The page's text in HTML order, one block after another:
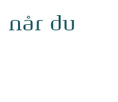
når du